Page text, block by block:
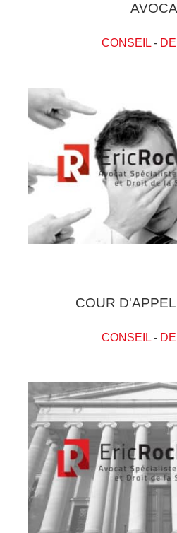
CONSEIL-
COUR
CONSEIL-